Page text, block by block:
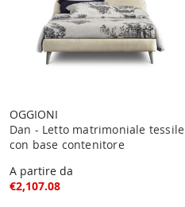
OGGIONI
Dan - Letto matrimoniale tessile
con base contenitore
A partire da
€2,107.08